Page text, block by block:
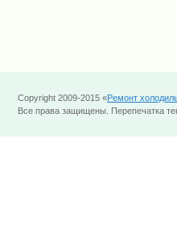
Copyright 2009-2015 «Ремонт
Все права защищены. Перепечатка